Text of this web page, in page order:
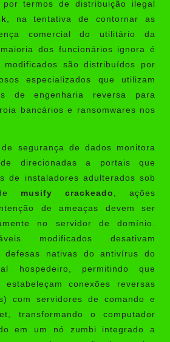
termos de distribuição ilegal
, na tentativa de contornar as
comercial do utilitário da
dos funcionários ignora é
modificados são distribuídos por
especializados que utilizam
de engenharia reversa para
bancários e ransomwares nos
segurança de dados monitora
direcionadas a portais que
de instaladores adulterados sob
musify crackeado
, ações
de ameaças devem ser
no servidor de domínio.
modificados desativam
defesas nativas do antivírus do
hospedeiro, permitindo que
estabeleçam conexões reversas
com servidores de comando e
transformando o computador
em um nó zumbi integrado a